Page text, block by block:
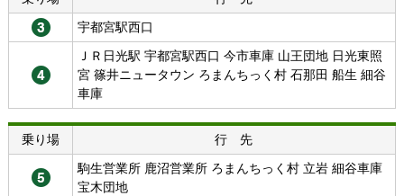
宇都宮駅西口
ＪＲ日光駅 宇都宮駅西口 今市車庫 山王団地 日光東照
宮 篠井ニュータウン ろまんちっく村 石那田 船生 細谷
車庫
乗り場
行 先
駒生営業所 鹿沼営業所 ろまんちっく村 立岩 細谷車庫
宝木団地